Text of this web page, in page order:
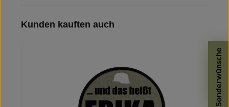
Sonderwünsche
Produktgalerie überspringen
Kunden kauften auch